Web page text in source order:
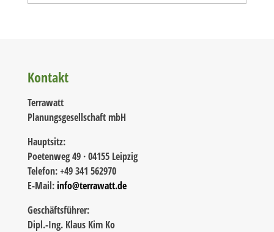
Kontakt
Terrawatt
Planungsgesellschaft mbH
Hauptsitz:
Poetenweg 49 · 04155 Leipzig
Telefon: +49 341 562970
E-Mail:info@terrawatt.de
Geschäftsführer:
Dipl.-Ing. Klaus Kim Ko